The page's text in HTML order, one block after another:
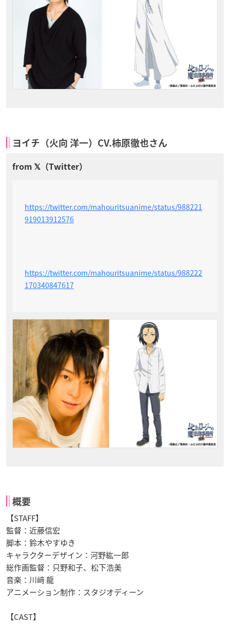
ヨイチ（火向 洋一）CV.柿原徹也さん
https://twitter.com/mahouritsuanime/status/988221
919013912576
https://twitter.com/mahouritsuanime/status/988222
170340847617
概要
【STAFF】
監督：近藤信宏
脚本：鈴木やすゆき
キャラクターデザイン：河野紘一郎
総作画監督：只野和子、松下浩美
音楽：川﨑 龍
アニメーション制作：スタジオディーン
【CAST】